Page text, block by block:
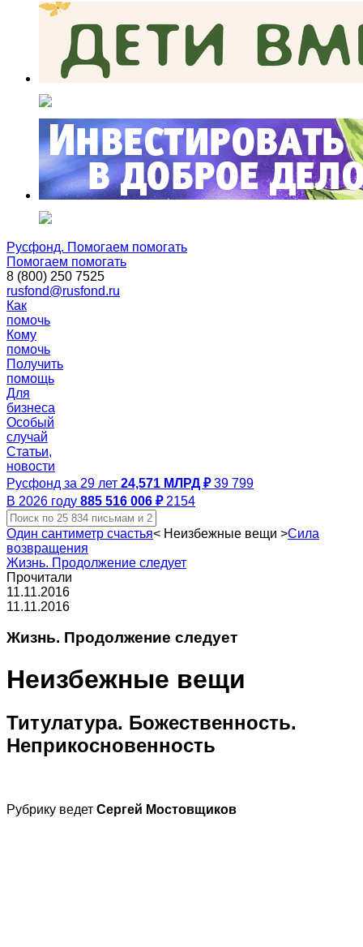
Русфонд. Помогаем помогать
Помогаем помогать
8 (800) 250 7525
rusfond@rusfond.ru
Как
помочь
Кому
помочь
Получить
помощь
Для
бизнеса
Особый
случай
Статьи,
новости
Русфонд за 29 лет 24,571 МЛРД ₽ 39 799
В 2026 году 885 516 006 ₽ 2154
Один сантиметр счастья< Неизбежные вещи >Сила
возвращения
Жизнь. Продолжение следует
Прочитали
11.11.2016
11.11.2016
Жизнь. Продолжение следует
Неизбежные вещи
Титулатура. Божественность.
Неприкосновенность
Рубрику ведет Сергей Мостовщиков